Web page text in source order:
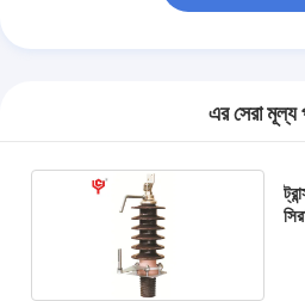
এর সেরা মূল্য